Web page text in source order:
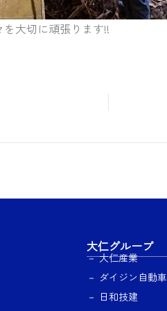
大切に頑張ります!!
大仁グループ
－ 大仁産業
－ ダイジン自動車
－ 日和技建